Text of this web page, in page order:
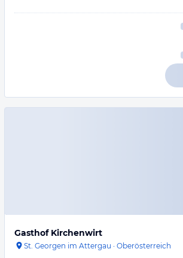
Gasthof Kirchenwirt
St. Georgen im Attergau · Oberösterreich